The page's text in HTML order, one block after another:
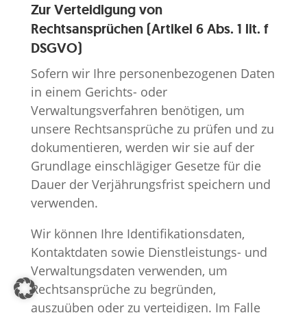
Zur Verteidigung von
Rechtsansprüchen (Artikel 6 Abs. 1 lit. f
DSGVO)
Sofern wir Ihre personenbezogenen Daten
in einem Gerichts- oder
Verwaltungsverfahren benötigen, um
unsere Rechtsansprüche zu prüfen und zu
dokumentieren, werden wir sie auf der
Grundlage einschlägiger Gesetze für die
Dauer der Verjährungsfrist speichern und
verwenden.
Wir können Ihre Identifikationsdaten,
Kontaktdaten sowie Dienstleistungs- und
Verwaltungsdaten verwenden, um
Rechtsansprüche zu begründen,
auszuüben oder zu verteidigen. Im Falle